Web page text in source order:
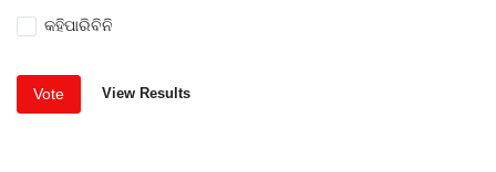
କହିପାରିବିନି
Vote View Results